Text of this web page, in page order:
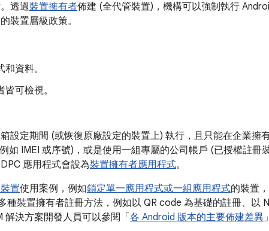
透過裝置擁有者佈建 (全代管裝置)，機構可以強制執行
裝置層級政策。
資料。
可檢視。
設定期間 (或恢復原廠設定的裝置上) 執行，且只能在企業擁
如 IMEI 或序號)，或是使用一組專屬的公司帳戶 (已授權註冊
應用程式會設為裝置擁有者應用程式。
置使用案例，例如鎖定單一應用程式或一組應用程式的裝置
種裝置擁有者註冊方法，例如以 QR code 為基礎的註冊、以
決方案開發人員可以參閱「 各 Android 版本的主要佈建差異